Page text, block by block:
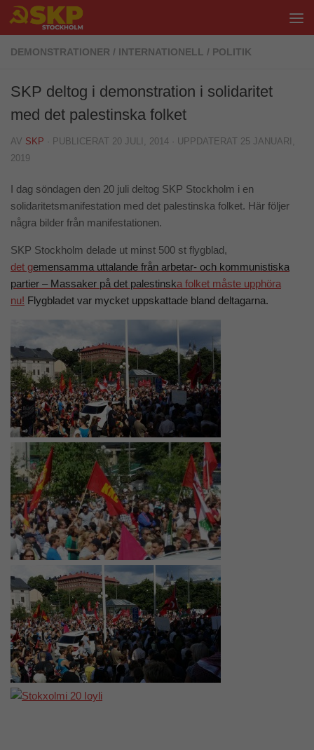
Hoppa till innehåll
DEMONSTRATIONER / INTERNATIONELL / POLITIK
SKP deltog i demonstration i solidaritet
med det palestinska folket
AV SKP · PUBLICERAT 20 JULI, 2014 · UPPDATERAT 25 JANUARI,
2019
I dag söndagen den 20 juli deltog SKP Stockholm i en
solidaritetsmanifestation med det palestinska folket. Här följer
några bilder från manifestationen.
SKP Stockholm delade ut minst 500 st flygblad,
det gemensamma uttalande från arbetar- och kommunistiska
partier – Massaker på det palestinska folket måste upphöra
nu! Flygbladet var mycket uppskattade bland deltagarna.